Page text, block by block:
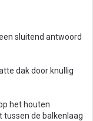
sluitend antwoord
dak door knullig
het houten
tussen de balkenlaag